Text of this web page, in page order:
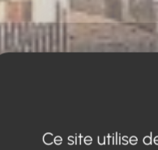
Ce site utilise